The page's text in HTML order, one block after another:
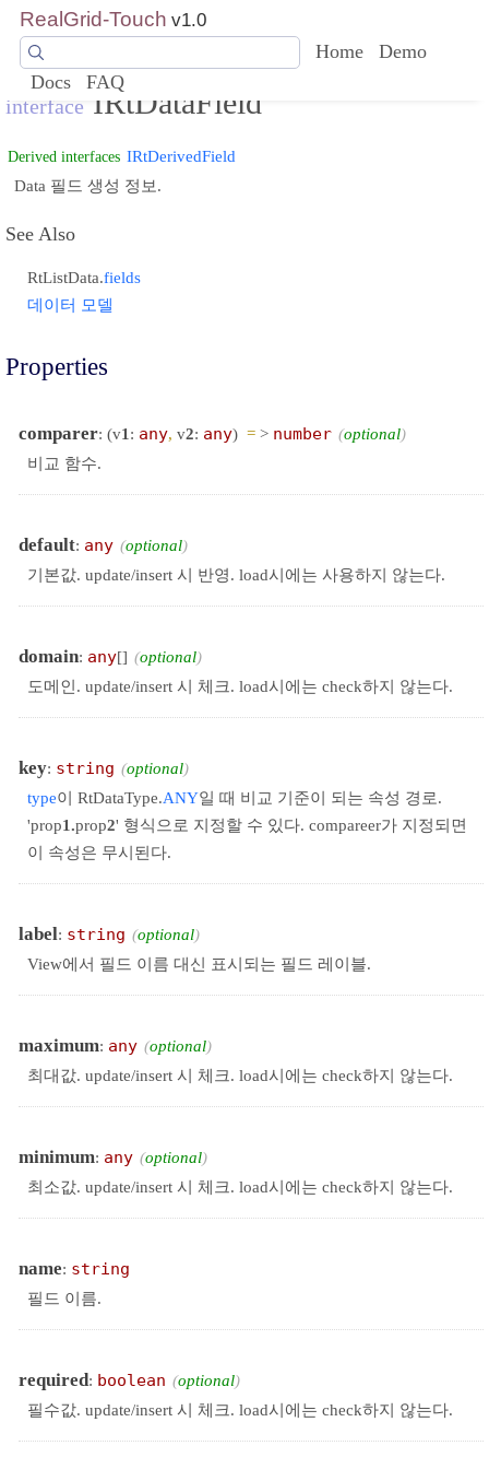
RealGrid-Touch v1.0
Home
Demo
Docs
FAQ
interface IRtDataField
Derived interfaces IRtDerivedField
Data 필드 생성 정보.
See Also
RtListData.fields
데이터 모델
Properties
comparer: (v1 : any, v2: any) = > number
optional
비교 함수.
default: any
optional
기본값. update/insert 시 반영. load시에는 사용하지 않는다.
domain: any[]
optional
도메인. update/insert 시 체크. load시에는 check하지 않는다.
key: string
optional
type이 RtDataType.ANY일 때 비교 기준이 되는 속성 경로.
'prop1.prop2' 형식으로 지정할 수 있다. compareer가 지정되면
이 속성은 무시된다.
label: string
optional
View에서 필드 이름 대신 표시되는 필드 레이블.
maximum: any
optional
최대값. update/insert 시 체크. load시에는 check하지 않는다.
minimum: any
optional
최소값. update/insert 시 체크. load시에는 check하지 않는다.
name: string
필드 이름.
required: boolean
optional
필수값. update/insert 시 체크. load시에는 check하지 않는다.